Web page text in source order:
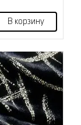
В корзину